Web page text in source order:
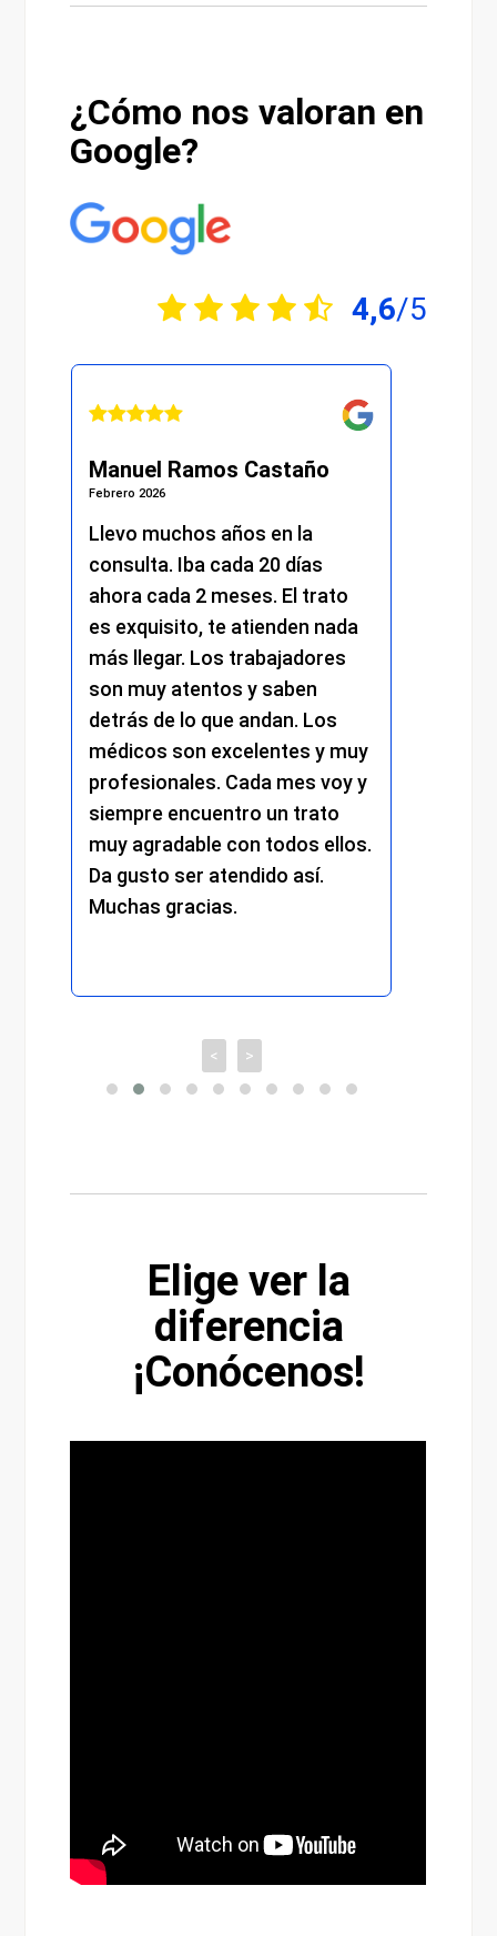
¿Cómo nos valoran en
Google?
4,6/5
Manuel Ramos Castaño
Febrero 2026
Llevo muchos años en la
consulta. Iba cada 20 días
ahora cada 2 meses. El trato
es exquisito, te atienden nada
más llegar. Los trabajadores
son muy atentos y saben
detrás de lo que andan. Los
médicos son excelentes y muy
profesionales. Cada mes voy y
siempre encuentro un trato
muy agradable con todos ellos.
Da gusto ser atendido así.
Muchas gracias.
< >
Elige ver la
diferencia
¡Conócenos!